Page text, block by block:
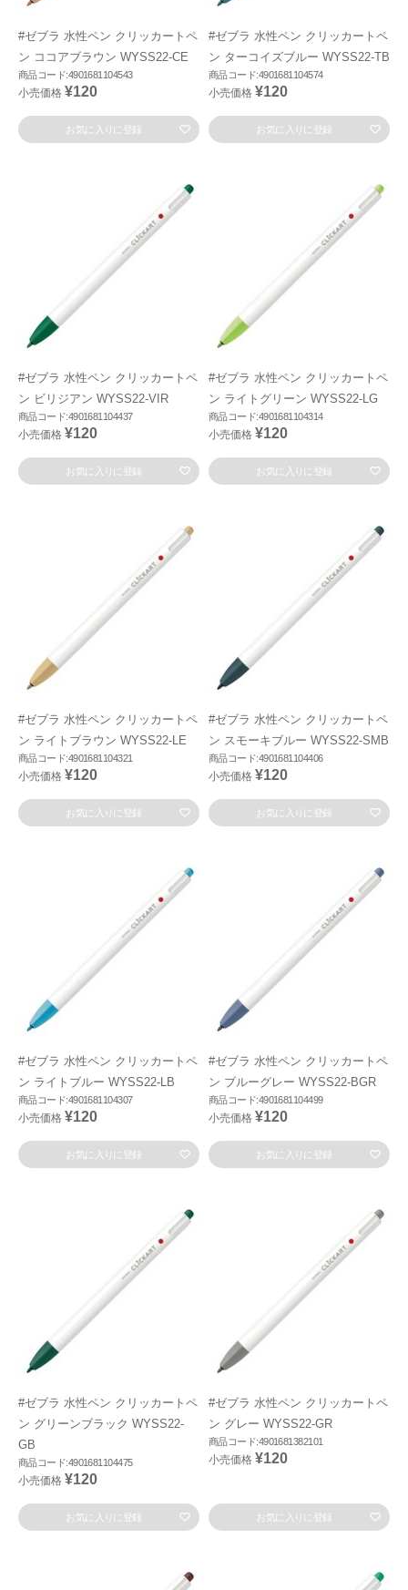
#ゼブラ 水性ペン クリッカートペ
ン ココアブラウン WYSS22-CE
商品コード:4901681104543
小売価格 ¥120
お気に入りに登録
#ゼブラ 水性ペン クリッカートペ
ン ターコイズブルー WYSS22-TB
商品コード:4901681104574
小売価格 ¥120
お気に入りに登録
#ゼブラ 水性ペン クリッカートペ
ン ビリジアン WYSS22-VIR
商品コード:4901681104437
小売価格 ¥120
お気に入りに登録
#ゼブラ 水性ペン クリッカートペ
ン ライトグリーン WYSS22-LG
商品コード:4901681104314
小売価格 ¥120
お気に入りに登録
#ゼブラ 水性ペン クリッカートペ
ン ライトブラウン WYSS22-LE
商品コード:4901681104321
小売価格 ¥120
お気に入りに登録
#ゼブラ 水性ペン クリッカートペ
ン スモーキブルー WYSS22-SMB
商品コード:4901681104406
小売価格 ¥120
お気に入りに登録
#ゼブラ 水性ペン クリッカートペ
ン ライトブルー WYSS22-LB
商品コード:4901681104307
小売価格 ¥120
お気に入りに登録
#ゼブラ 水性ペン クリッカートペ
ン ブルーグレー WYSS22-BGR
商品コード:4901681104499
小売価格 ¥120
お気に入りに登録
#ゼブラ 水性ペン クリッカートペ
ン グリーンブラック WYSS22-
GB
商品コード:4901681104475
小売価格 ¥120
お気に入りに登録
#ゼブラ 水性ペン クリッカートペ
ン グレー WYSS22-GR
商品コード:4901681382101
小売価格 ¥120
お気に入りに登録